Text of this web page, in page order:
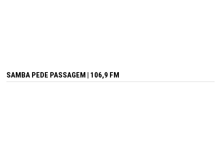
SAMBA PEDE PASSAGEM | 106,9 FM